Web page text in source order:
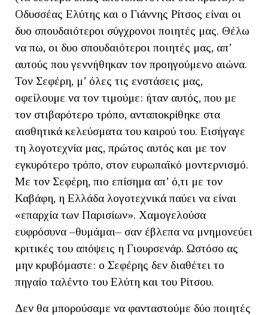
Οδυσσέας Ελύτης και ο Γιάννης Ρίτσος είναι οι
δυο σπουδαιότεροι σύγχρονοι ποιητές μας. Θέλω
να πω, οι δυο σπουδαιότεροι ποιητές μας, απ’
αυτούς που γεννήθηκαν τον προηγούμενο αιώνα.
Τον Σεφέρη, μ’ όλες τις ενστάσεις μας,
οφείλουμε να τον τιμούμε: ήταν αυτός, που με
τον στιβαρότερο τρόπο, ανταποκρίθηκε στα
αισθητικά κελεύσματα του καιρού του. Εισήγαγε
τη λογοτεχνία μας, πρώτος αυτός και με τον
εγκυρότερο τρόπο, στον ευρωπαϊκό μοντερνισμό.
Με τον Σεφέρη, πιο επίσημα απ’ ό,τι με τον
Καβάφη, η Ελλάδα λογοτεχνικά παύει να είναι
«επαρχία των Παρισίων». Χαμογελούσα
ευφρόσυνα –θυμάμαι– σαν έβλεπα να μνημονεύει
κριτικές του απόψεις η Γιουρσενάρ. Ωστόσο ας
μην κρυβόμαστε: ο Σεφέρης δεν διαθέτει το
πηγαίο ταλέντο του Ελύτη και του Ρίτσου.
Δεν θα μπορούσαμε να φανταστούμε δύο ποιητές